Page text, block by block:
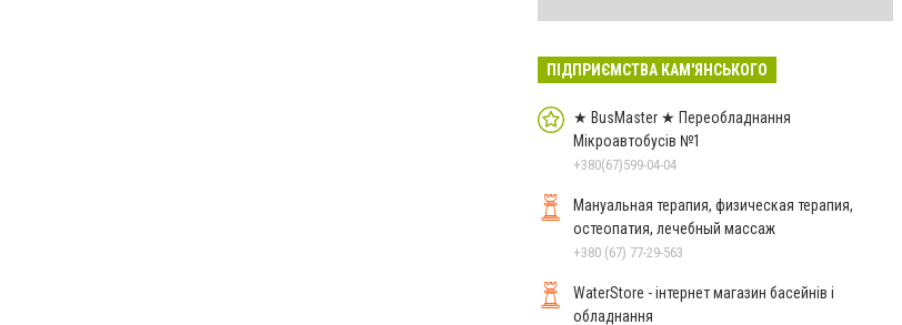
ПІДПРИЄМСТВА КАМ'ЯНСЬКОГО
★ BusMaster ★ Переобладнання
Мікроавтобусів №1
+380(67)599-04-04
Мануальная терапия, физическая терапия,
остеопатия, лечебный массаж
+380 (67) 77-29-563
WaterStore - інтернет магазин басейнів і
обладнання